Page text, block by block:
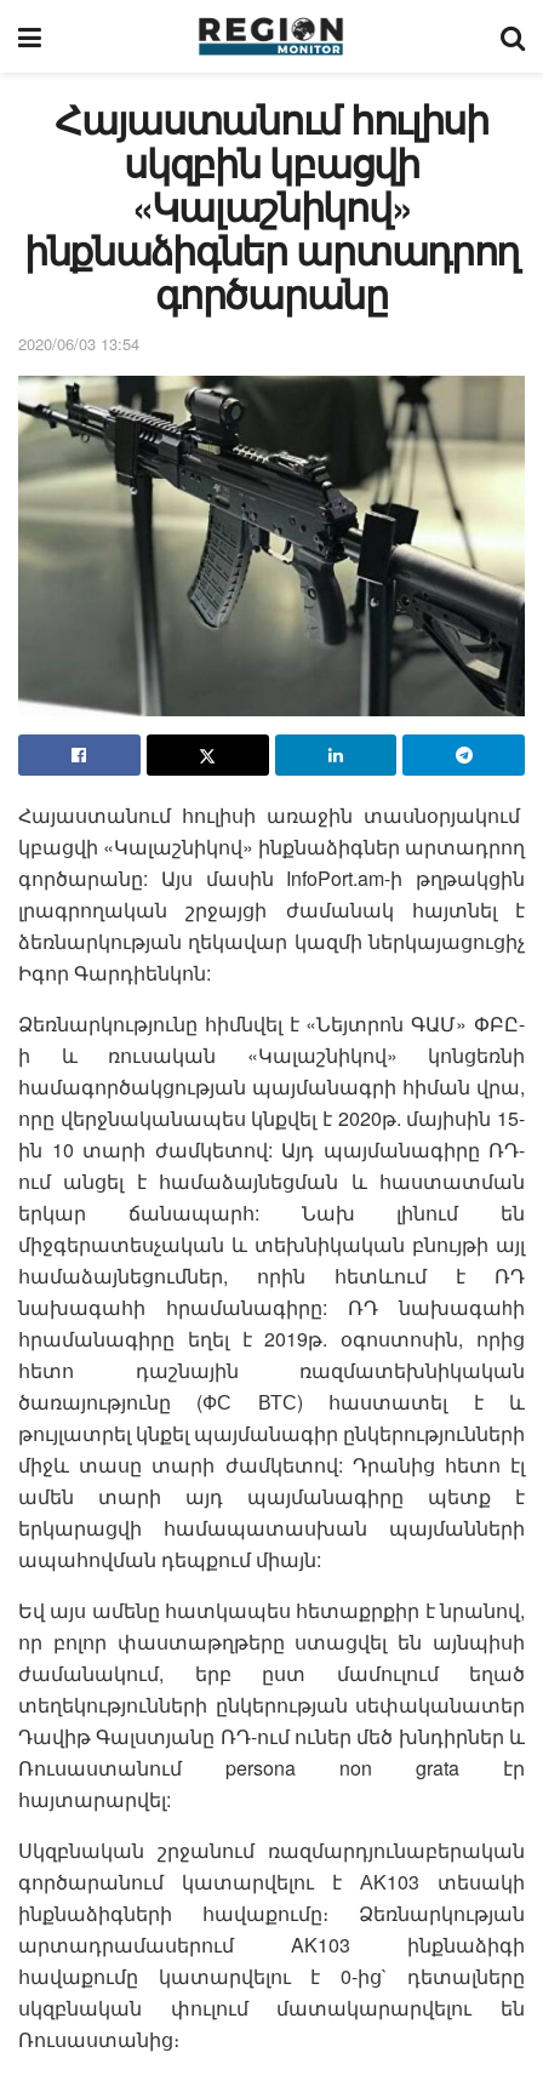
Հայաստանում հուլիսի
սկզբին կբացվի
«Կալաշնիկով»
ինքնաձիգներ արտադրող
գործարանը
2020/06/03 13:54
Հայաստանում հուլիսի առաջին տասնօրյակում
կբացվի «Կալաշնիկով» ինքնաձիգներ արտադրող
գործարանը: Այս մասին InfoPort.am-ի թղթակցին
լրագրողական շրջայցի ժամանակ հայտնել է
ձեռնարկության ղեկավար կազմի ներկայացուցիչ
Իգոր Գարդիենկոն:
Ձեռնարկությունը հիմնվել է «Նեյտրոն ԳԱՄ» ՓԲԸ-
ի և ռուսական «Կալաշնիկով» կոնցեռնի
համագործակցության պայմանագրի հիման վրա,
որը վերջնականապես կնքվել է 2020թ. մայիսին 15-
ին 10 տարի ժամկետով: Այդ պայմանագիրը ՌԴ-
ում անցել է համաձայնեցման և հաստատման
երկար ճանապարհ: Նախ լինում են
միջգերատեսչական և տեխնիկական բնույթի այլ
համաձայնեցումներ, որին հետևում է ՌԴ
նախագահի հրամանագիրը: ՌԴ նախագաhի
հրամանագիրը եղել է 2019թ. օգոստոսին, որից
հետո դաշնային ռազմատեխնիկական
ծառայությունը (ФС ВТС) հաստատել է և
թույլատրել կնքել պայմանագիր ընկերությունների
միջև տասը տարի ժամկետով: Դրանից հետո էլ
ամեն տարի այդ պայմանագիրը պետք է
երկարացվի համապատասխան պայմանների
ապահովման դեպքում միայն:
Եվ այս ամենը հատկապես հետաքրքիր է նրանով,
որ բոլոր փաստաթղթերը ստացվել են այնպիսի
ժամանակում, երբ ըստ մամուլում եղած
տեղեկությունների ընկերության սեփականատեր
Դավիթ Գալստյանը ՌԴ-ում ուներ մեծ խնդիրներ և
Ռուսաստանում persona non grata էր
հայտարարվել:
Սկզբնական շրջանում ռազմարդյունաբերական
գործարանում կատարվելու է АK103 տեսակի
ինքնաձիգների հավաքումը։ Ձեռնարկության
արտադրամասերում AK103 ինքնաձիգի
հավաքումը կատարվելու է 0-ից` դետալները
սկզբնական փուլում մատակարարվելու են
Ռուսաստանից։